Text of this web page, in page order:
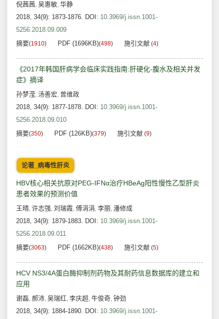
倪茜茜, 吴惠敏, 华静
2018, 34(9): 1873-1876. DOI: 10.3969/j.issn.1001-
5256.2018.09.009
摘要(1910) PDF (1696KB)(498) 施引文献 (4)
《2017年韩国肝病学会临床实践指南:肝硬化-腹水及相关并发
症》摘译
孙梦滢, 汤善宏, 曾维政
2018, 34(9): 1877-1878. DOI: 10.3969/j.issn.1001-
5256.2018.09.010
摘要(350) PDF (126KB)(379) 施引文献 (9)
论著_病毒性肝炎
HBV核心相关抗原对PEG-IFNα治疗HBeAg阳性慢性乙型肝炎
患者效果的预测价值
王晴, 许志强, 刘瑞霞, 傅涓涓, 李丽, 潘修成
2018, 34(9): 1879-1883. DOI: 10.3969/j.issn.1001-
5256.2018.09.011
摘要(3063) PDF (1662KB)(438) 施引文献 (5)
HCV NS3/4A蛋白酶抑制剂药物及其耐药信息数据库的建立和
应用
谢磊, 郝沛, 吴瑞红, 李庆超, 牛俊奇, 钟劲
2018, 34(9): 1884-1890. DOI: 10.3969/j.issn.1001-